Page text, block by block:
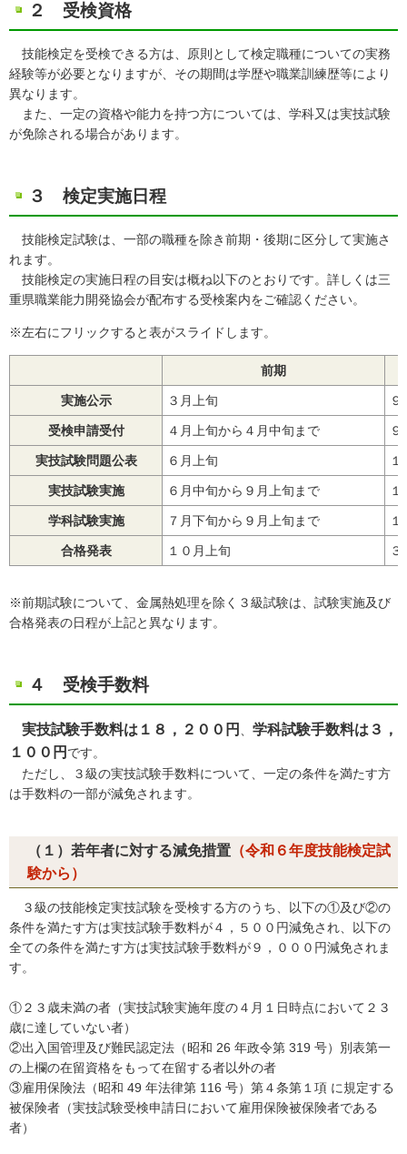
２ 受検資格
技能検定を受検できる方は、原則として検定職種についての実務
経験等が必要となりますが、その期間は学歴や職業訓練歴等により
異なります。
また、一定の資格や能力を持つ方については、学科又は実技試験
が免除される場合があります。
３ 検定実施日程
技能検定試験は、一部の職種を除き前期・後期に区分して実施さ
れます。
技能検定の実施日程の目安は概ね以下のとおりです。詳しくは三
重県職業能力開発協会が配布する受検案内をご確認ください。
※左右にフリックすると表がスライドします。
前期
実施公示 ３月上旬 ９
受検申請受付 ４月上旬から４月中旬まで
実技試験問題公表 ６月上旬
実技試験実施 ６月中旬から９月上旬まで
学科試験実施 ７月下旬から９月上旬まで
合格発表 １０月上旬 ３
※前期試験について、金属熱処理を除く３級試験は、試験実施及び
合格発表の日程が上記と異なります。
４ 受検手数料
実技試験手数料は１８，２００円
学科試験手数料は３，
１００円 です。
ただし、３級の実技試験手数料について、一定の条件を満たす方
は手数料の一部が減免されます。
（１）若年者に対する減免措置 （令和６年度技能検定試
験から）
３級の技能検定実技試験を受検する方のうち、以下の①及び②の
条件を満たす方は実技試験手数料が４，５００円減免され、以下の
全ての条件を満たす方は実技試験手数料が９，０００円減免されま
す。
①２３歳未満の者（実技試験実施年度の４月１日時点において２３
歳に達していない者）
②出入国管理及び難民認定法（昭和 26 年政令第 319 号）別表第一
の上欄の在留資格をもって在留する者以外の者
③雇用保険法（昭和 49 年法律第 116 号）第４条第１項 に規定する
被保険者（実技試験受検申請日において雇用保険被保険者である
者）